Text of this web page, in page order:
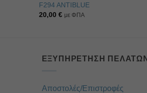
F294 ANTIBLUE
20,00€ με ΦΠΑ
ΕΞΥΠΗΡΈΤΗΣΗ
Αποστολές/Επιστροφές